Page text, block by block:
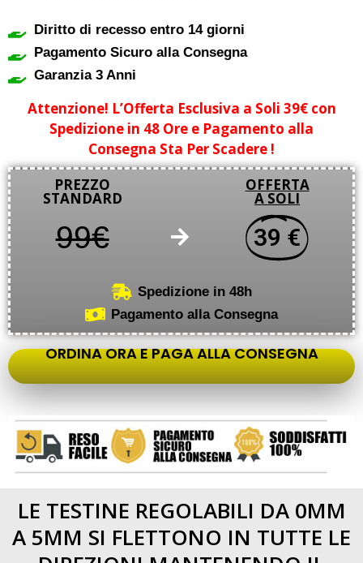
Diritto di recesso entro 14 giorni
Pagamento Sicuro alla Consegna
Garanzia 3 Anni
Attenzione! L’Offerta Esclusiva a Soli 39€ con
Spedizione in 48 Ore e Pagamento alla
Consegna Sta Per Scadere !
PREZZO
STANDARD
99€
OFFERTA
A SOLI
39 €
Spedizione in 48h
Pagamento alla Consegna
ORDINA ORA E PAGA ALLA CONSEGNA
LE TESTINE REGOLABILI DA 0MM
A 5MM SI FLETTONO IN TUTTE LE